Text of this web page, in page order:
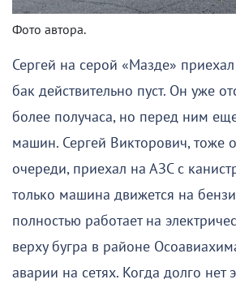
Фото автора.
Сергей на серой «Мазде»
бак действительно пуст. Он уже
более получаса, но перед ним
машин. Сергей Викторович, тоже
очереди, приехал на АЗС с
только машина движется на
полностью работает на
верху бугра в районе
аварии на сетях. Когда долго нет